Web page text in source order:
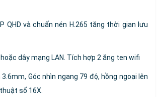
QHD và chuẩn nén H.265 tăng thời gian lưu
dây mạng LAN. Tích hợp 2 ăng ten wifi
Góc nhìn ngang 79 độ, hồng ngoại lên
số 16X.